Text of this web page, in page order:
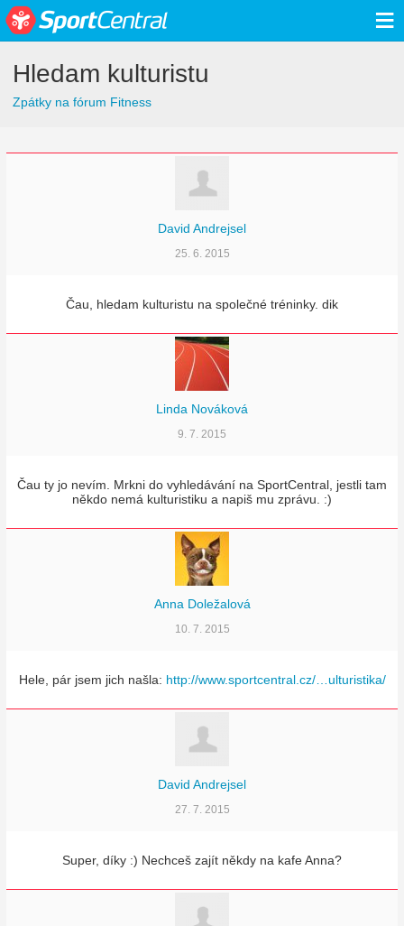
≡
Hledam kulturistu
Zpátky na fórum Fitness
David Andrejsel
25. 6. 2015
Čau, hledam kulturistu na společné tréninky. dik
Linda Nováková
9. 7. 2015
Čau ty jo nevím. Mrkni do vyhledávání na SportCentral, jestli tam
někdo nemá kulturistiku a napiš mu zprávu. :)
Anna Doležalová
10. 7. 2015
Hele, pár jsem jich našla: http://www.sportcentral.cz/…ulturistika/
David Andrejsel
27. 7. 2015
Super, díky :) Nechceš zajít někdy na kafe Anna?